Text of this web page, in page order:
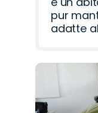
pur
adatte